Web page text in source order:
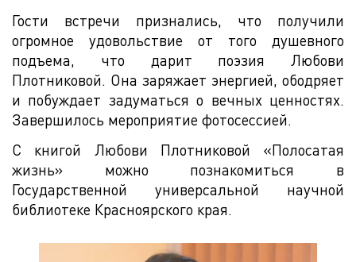
Гости встречи признались, что получили
огромное удовольствие от того душевного
подъема, что дарит поэзия Любови
Плотниковой. Она заряжает энергией, ободряет
и побуждает задуматься о вечных ценностях.
Завершилось мероприятие фотосессией.
С книгой Любови Плотниковой «Полосатая
жизнь» можно познакомиться в
Государственной универсальной научной
библиотеке Красноярского края.